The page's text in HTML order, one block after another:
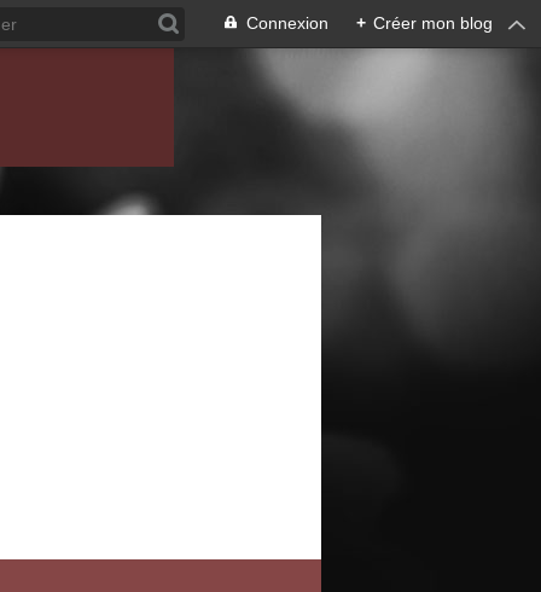
Connexion + Créer mon blog